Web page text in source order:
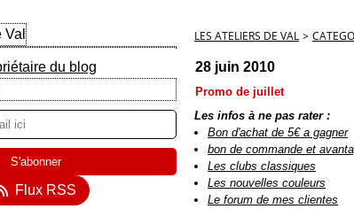
du blog
Flux RSS
LES ATELIERS DE VAL >
28 juin 2010
Promo de juillet
Les infos à ne pas rater :
Bon d'achat de 5€ a gagner
bon de commande et
Les clubs classiques
Les nouvelles couleurs
Le forum de mes clientes